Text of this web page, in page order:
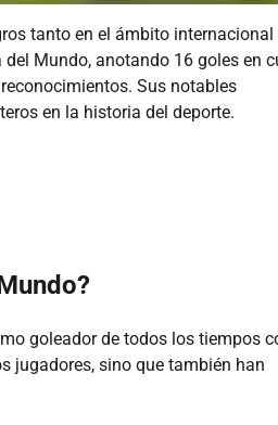
tanto en el ámbito internacional
Mundo, anotando 16 goles en
Sus notables
en la historia del deporte.
goleador de todos los tiempos
jugadores, sino que también han